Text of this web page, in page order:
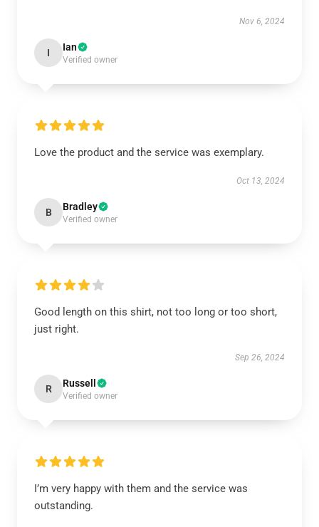
Nov 6, 2024
I Ian
Verified owner
Love the product and the service was exemplary.
Oct 13, 2024
B Bradley
Verified owner
Good length on this shirt, not too long or too short,
just right.
Sep 26, 2024
R Russell
Verified owner
I’m very happy with them and the service was
outstanding.